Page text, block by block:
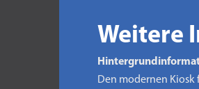
Weitere
Den modernen